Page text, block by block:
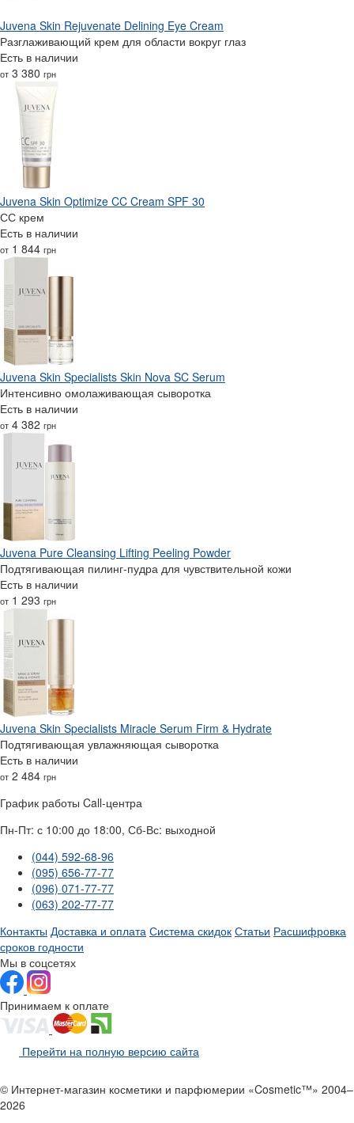
Juvena Skin Rejuvenate Delining Eye Cream
Разглаживающий крем для области вокруг глаз
Есть в наличии
от 3 380 грн
Juvena Skin Optimize CC Cream SPF 30
СС крем
Есть в наличии
от 1 844 грн
Juvena Skin Specialists Skin Nova SC Serum
Интенсивно омолаживающая сыворотка
Есть в наличии
от 4 382 грн
Juvena Pure Cleansing Lifting Peeling Powder
Подтягивающая пилинг-пудра для чувствительной кожи
Есть в наличии
от 1 293 грн
Juvena Skin Specialists Miracle Serum Firm & Hydrate
Подтягивающая увлажняющая сыворотка
Есть в наличии
от 2 484 грн
График работы Call-центра
Пн-Пт: с 10:00 до 18:00, Сб-Вс: выходной
(044) 592-68-96
(095) 656-77-77
(096) 071-77-77
(063) 202-77-77
Контакты Доставка и оплата Система скидок Статьи Расшифровка
сроков годности
Мы в соцсетях
Принимаем к оплате
Перейти на полную версию сайта
© Интернет-магазин косметики и парфюмерии «Cosmetic™» 2004–
2026